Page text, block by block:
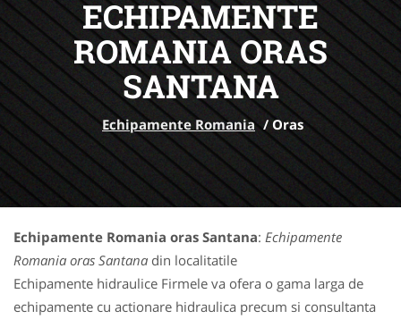
ECHIPAMENTE
ROMANIA ORAS
SANTANA
Echipamente Romania / Oras
Echipamente Romania oras Santana: Echipamente
Romania oras Santana din localitatile
Echipamente hidraulice Firmele va ofera o gama larga de
echipamente cu actionare hidraulica precum si consultanta